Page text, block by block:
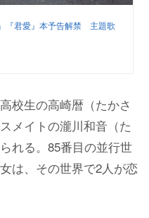
『君愛』本予告解禁 主題歌
校生の高崎暦（たかさ
メイトの瀧川和音（た
れる。85番目の並行世
は、その世界で2人が恋